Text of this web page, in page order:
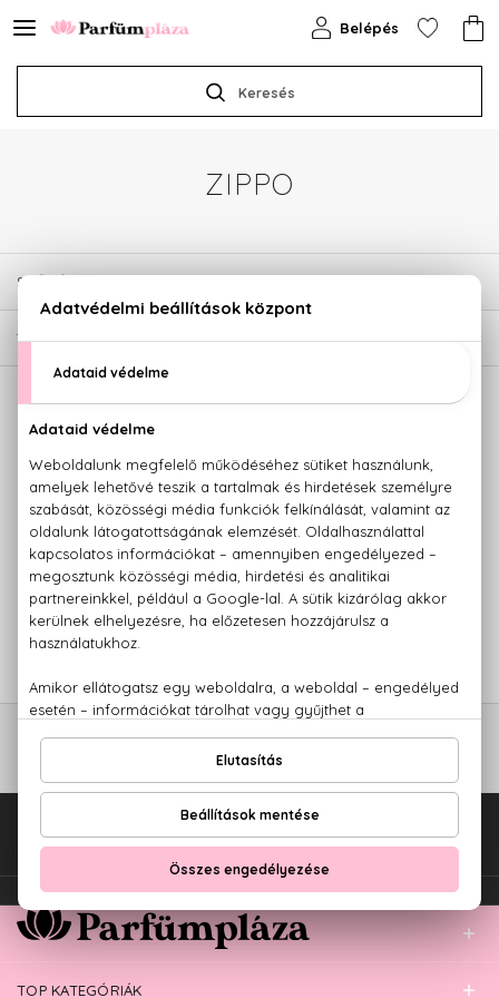
Keresés
Belépés
ZIPPO
SZŰRÉSEK
1TERMÉK
ZIPPO
Popzone For Her
Eau De Toilette
Szett 40+100 ml
Fel az oldal tetejére!
TOP KATEGÓRIÁK